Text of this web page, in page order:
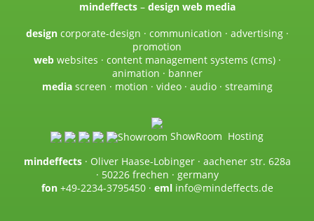
mindeffects– design web media
designcorporate-design · communication · advertising ·
promotion
webwebsites · content management systems (cms) ·
animation · banner
mediascreen · motion · video · audio · streaming
ShowRoom Hosting
mindeffects· Oliver Haase-Lobinger · aachener str. 628a
· 50226 frechen · germany
fon +49-2234-3795450· eml info@mindeffects.de